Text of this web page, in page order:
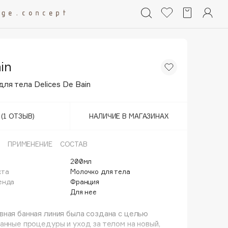
тела Delices De Bain
(1 ОТЗЫВ) НАЛИЧИЕ В МАГАЗИНАХ
ПРИМЕНЕНИЕ СОСТАВ
200мл
Молочко для тела
Франция
Для нее
банная линия была создана с целью
процедуры и уход за телом на новый,